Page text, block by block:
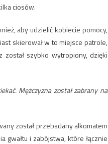
ciosów.
aby udzielić kobiecie pomocy,
skierował w to miejsce patrole,
został szybko wytropiony, dzięki
Mężczyzna został zabrany na
został przebadany alkomatem
gwałtu i zabójstwa, które łącznie